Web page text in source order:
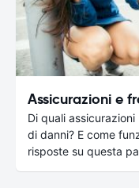
Assicurazioni e
Di quali
di danni? E come
risposte su questa